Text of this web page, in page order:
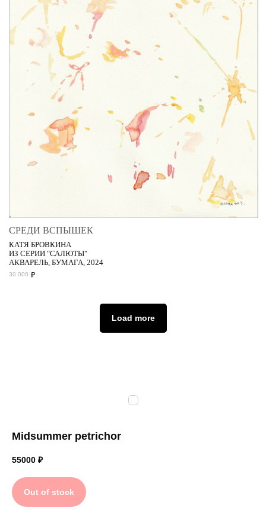
СРЕДИ ВСПЫШЕК
КАТЯ БРОВКИНА
ИЗ СЕРИИ "САЛЮТЫ"
АКВАРЕЛЬ, БУМАГА, 2024
30 000 ₽
Load more
Midsummer petrichor
55000 ₽
Out of stock